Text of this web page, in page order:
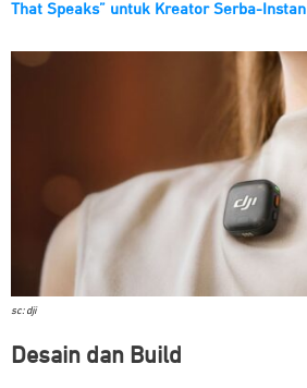
That Speaks” untuk Kreator Serba-Instan
sc: dji
Desain dan Build